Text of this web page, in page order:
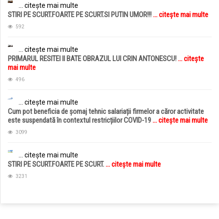
... citește mai multe
STIRI PE SCURT.FOARTE PE SCURT.SI PUTIN UMOR!!!... citește mai multe
592
... citește mai multe
PRIMARUL RESITEI II BATE OBRAZUL LUI CRIN ANTONESCU!... citește
mai multe
496
... citește mai multe
Cum pot beneficia de șomaj tehnic salariații firmelor a căror activitate
este suspendată în contextul restricțiilor COVID-19... citește mai multe
3099
... citește mai multe
STIRI PE SCURT.FOARTE PE SCURT.... citește mai multe
3231